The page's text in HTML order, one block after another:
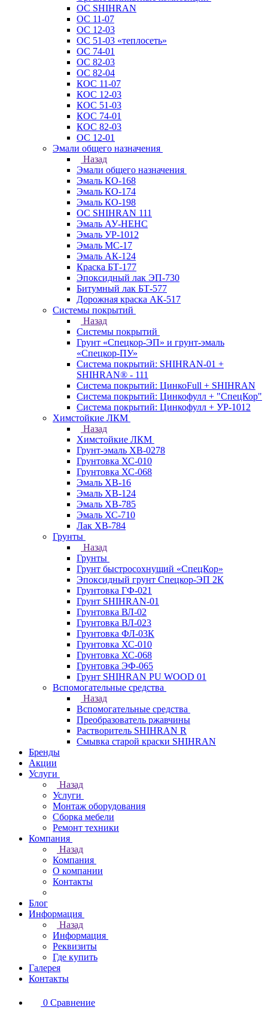
ОС SHIHRAN
ОС 11-07
ОС 12-03
ОС 51-03 «теплосеть»
ОС 74-01
ОС 82-03
ОС 82-04
КОС 11-07
КОС 12-03
КОС 51-03
КОС 74-01
КОС 82-03
ОС 12-01
Эмали общего назначения
Назад
Эмали общего назначения
Эмаль КО-168
Эмаль КО-174
Эмаль КО-198
ОС SHIHRAN 111
Эмаль АУ-НЕНС
Эмаль УР-1012
Эмаль МС-17
Эмаль АК-124
Краска БТ-177
Эпоксидный лак ЭП-730
Битумный лак БТ-577
Дорожная краска АК-517
Системы покрытий
Назад
Системы покрытий
Грунт «Спецкор-ЭП» и грунт-эмаль
«Спецкор-ПУ»
Система покрытий: SHIHRAN-01 +
SHIHRAN® - 111
Система покрытий: ЦинкоFull + SHIHRAN
Система покрытий: Цинкофулл + "СпецКор"
Система покрытий: Цинкофулл + УР-1012
Химстойкие ЛКМ
Назад
Химстойкие ЛКМ
Грунт-эмаль ХВ-0278
Грунтовка ХС-010
Грунтовка ХС-068
Эмаль ХВ-16
Эмаль ХВ-124
Эмаль ХВ-785
Эмаль ХС-710
Лак ХВ-784
Грунты
Назад
Грунты
Грунт быстросохнущий «СпецКор»
Эпоксидный грунт Спецкор-ЭП 2К
Грунтовка ГФ-021
Грунт SHIHRAN-01
Грунтовка ВЛ-02
Грунтовка ВЛ-023
Грунтовка ФЛ-03К
Грунтовка ХС-010
Грунтовка ХС-068
Грунтовка ЭФ-065
Грунт SHIHRAN PU WOOD 01
Вспомогательные средства
Назад
Вспомогательные средства
Преобразователь ржавчины
Растворитель SHIHRAN R
Смывка старой краски SHIHRAN
Бренды
Акции
Услуги
Назад
Услуги
Монтаж оборудования
Сборка мебели
Ремонт техники
Компания
Назад
Компания
О компании
Контакты
Блог
Информация
Назад
Информация
Реквизиты
Где купить
Галерея
Контакты
0 Сравнение